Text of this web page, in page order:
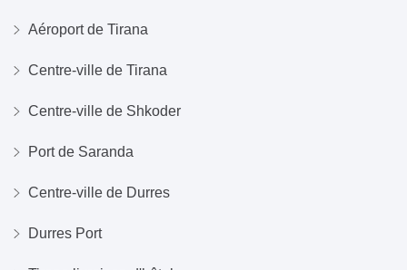
Aéroport de Tirana
Centre-ville de Tirana
Centre-ville de Shkoder
Port de Saranda
Centre-ville de Durres
Durres Port